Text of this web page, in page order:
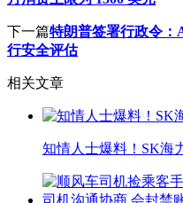
下一篇特朗普签署行政令：
行安全评估
相关文章
知情人士爆料！SK海